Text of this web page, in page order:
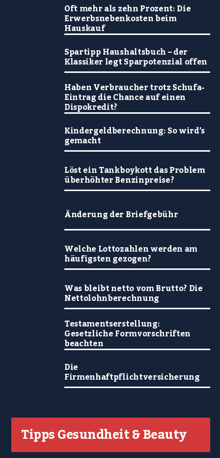
Oft mehr als zehn Prozent: Die
Erwerbsnebenkosten beim
Hauskauf
Spartipp Haushaltsbuch – der
Klassiker legt Sparpotenzial offen
Haben Verbraucher trotz Schufa-
Eintrag die Chance auf einen
Dispokredit?
Kindergeldberechnung: So wird’s
gemacht
Löst ein Tankboykott das Problem
überhöhter Benzinpreise?
Änderung der Briefgebühr
Welche Lottozahlen werden am
häufigsten gezogen?
Was bleibt netto vom Brutto? Die
Nettolohnberechnung
Testamentserstellung:
Gesetzliche Formvorschriften
beachten
Die
Firmenhaftpflichtversicherung
Tipps Gesundheit & Beauty